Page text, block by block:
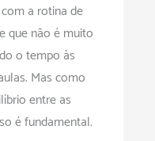
a rotina de
que não é muito
o tempo às
Mas como
entre as
é fundamental.